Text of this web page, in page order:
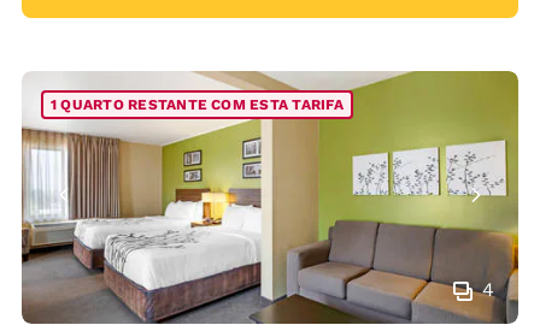
4
1 QUARTO RESTANTE COM ESTA TARIFA